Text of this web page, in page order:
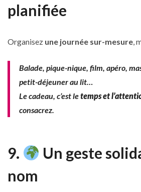
planifiée
Organisez une journée sur-mesure ,
Balade, pique-nique, film, apéro,
petit-déjeuner au lit…
Le cadeau, c’est letemps et
consacrez.
9.
Un geste
nom